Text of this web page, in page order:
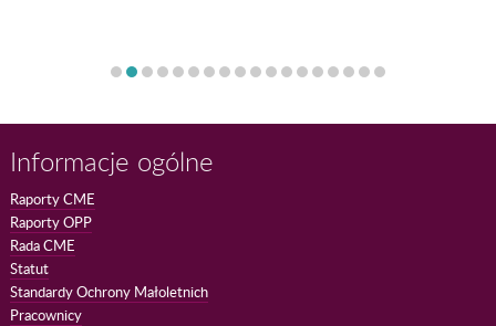
Informacje ogólne
Raporty CME
Raporty OPP
Rada CME
Statut
Standardy Ochrony Małoletnich
Pracownicy